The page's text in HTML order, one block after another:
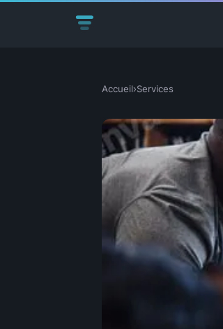
Accueil›Services